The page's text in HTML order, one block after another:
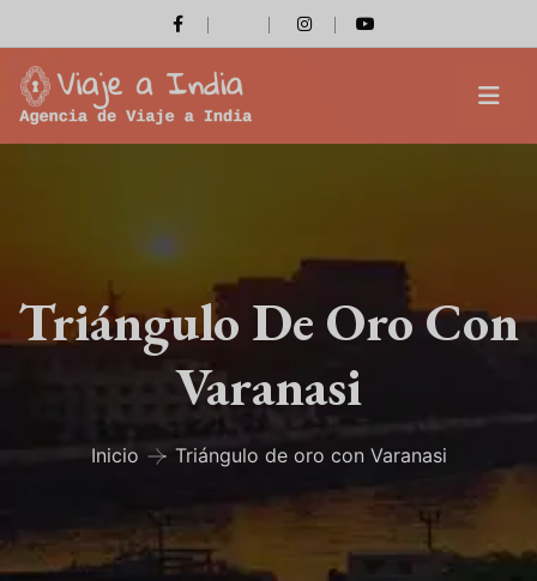
Triángulo De Oro Con
Varanasi
Inicio Triángulo de oro con Varanasi